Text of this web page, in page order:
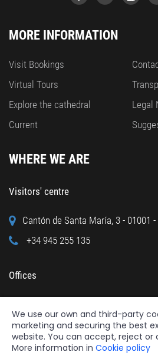
MORE INFORMATION
Visit Bookings
Virtual Tours
Explore the cathedral
Current
Legal
WHERE WE ARE
Visitors' centre
Cantón de Santa María, 3 - 01001
+34 945 255 135
Offices
+34 945 122 160
We use our own and third-party
marketing and securing the best
website. You can accept, reject or
More information in Cookie policy